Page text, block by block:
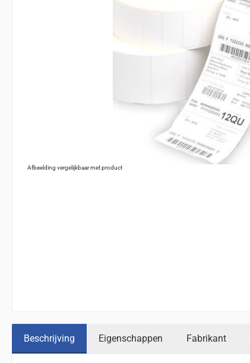
Afbeelding vergelijkbaar met product
Beschrijving Eigenschappen Fabrikant